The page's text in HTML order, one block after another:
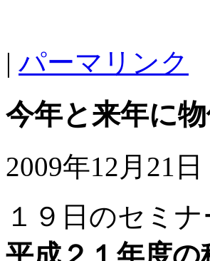
| パーマリンク
今年と来年に
2009年12月21日
１９日のセミ